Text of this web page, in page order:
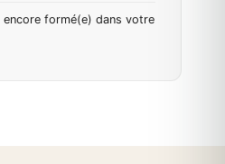
encore formé(e) dans votre